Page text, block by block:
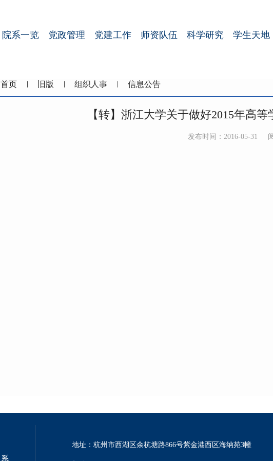
院系一览 党政管理 党建工作 师资队伍 科学研究 学生天地
首页 旧版 组织人事 信息公告
【转】浙江大学关于做好2015年高
发布时间：2016-05-31
地址：杭州市西湖区余杭塘路866号紫金港西区海纳苑3幢